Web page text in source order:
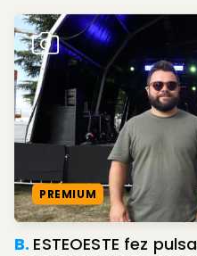
PREMIUM
B. ESTEOESTE fez